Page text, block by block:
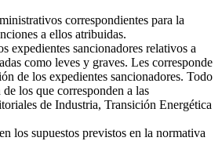
correspondientes para la
a ellos atribuidas.
expedientes sancionadores relativos a
como leves y graves. Les corresponde
de los expedientes sancionadores. Todo
los que corresponden a las
de Industria, Transición Energética
los supuestos previstos en la normativa